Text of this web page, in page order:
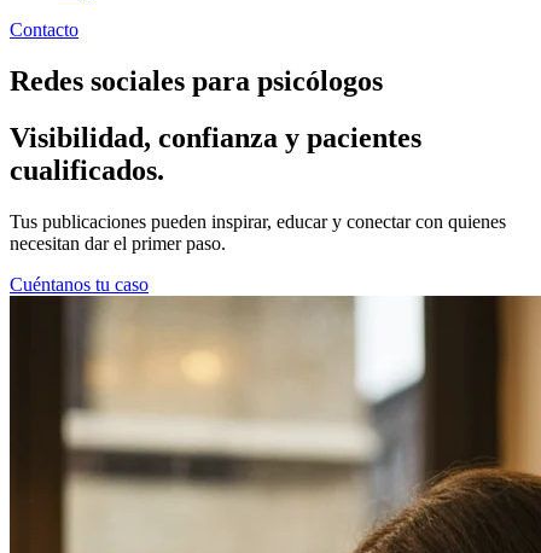
Contacto
Redes sociales para psicólogos
Visibilidad, confianza y pacientes
cualificados.
Tus publicaciones pueden inspirar, educar y conectar con quienes
necesitan dar el primer paso.
Cuéntanos tu caso